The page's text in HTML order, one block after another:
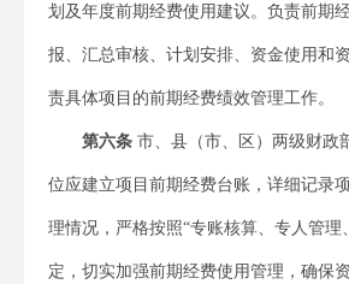
划及年度前期经费使用建议。负责前期
报、汇总审核、计划安排、资金使用和
责具体项目的前期经费绩效管理工作。
第六条 市、县（市、区）两级财政
位应建立项目前期经费台账，详细记录
理情况，严格按照“专账核算、专人管理
定，切实加强前期经费使用管理，确保